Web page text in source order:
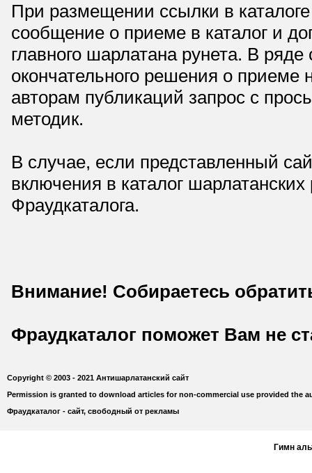
При размещении ссылки в
сообщение о приеме в каталог и
главного шарлатана рунета. В
окончательного решения о приеме
авторам публикаций запрос с
методик.
В случае, если представленный
включения в каталог
Фраудкаталога.
Внимание! Собираетесь
Фраудкаталог поможет Вам не
Copyright © 2003 - 2021 Антишарлатанский сайт
Permission is granted to download articles for non-commercial use provided the
Фраудкаталог - сайт, свободный от рекламы
Гимн